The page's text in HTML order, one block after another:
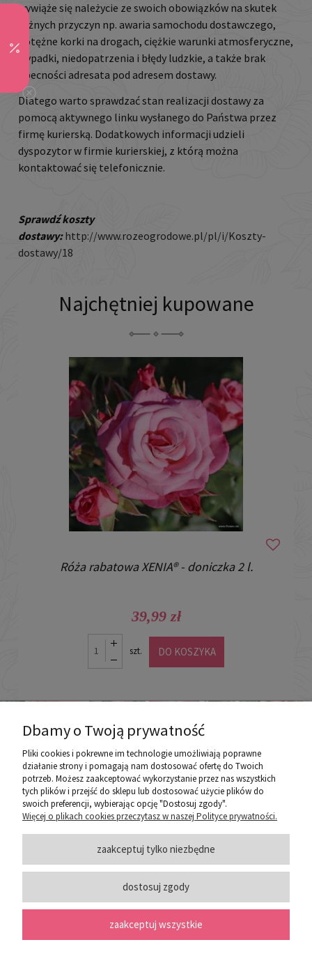
wywiąże się należycie ze swoich obowiązków na skutek
różnych przyczyn np. awaria samochodu dostawczego,
potężne korki na drogach, ciężkie warunki atmosferyczne,
wypadki, niedopatrzenia i błędy ludzkie, a także brak
obecności adresata pod adresem dostawy.
Dlatego warto sprawdzać stan realizacji dostawy za
pomocą aktywnego linku wysłanego do Państwa przez
firmę kurierską. Dodatkowych informacji udzieli
dyspozytor w firmie kurierskiej, z którą można
kontaktować się telefonicznie.
Sprawdź koszty
dostawy: http://www.rozeogrodowe.pl/pl/i/Koszty-
dostawy/18
Najchętniej kupowane
Róża rabatowa XENIA® - doniczka 2 l.
39,99 zł
szt. DO KOSZYKA
poznaj ROZEOGRODOWE.PL
ZASADY SPRZEDAŻY
PORADY
SOCIAL MEDIA
Dbamy o Twoją prywatność
Pliki cookies i pokrewne im technologie umożliwiają poprawne
działanie strony i pomagają nam dostosować ofertę do Twoich
potrzeb. Możesz zaakceptować wykorzystanie przez nas wszystkich
tych plików i przejść do sklepu lub dostosować użycie plików do
swoich preferencji, wybierając opcję "Dostosuj zgody".
Więcej o plikach cookies przeczytasz w naszej Polityce prywatności.
zaakceptuj tylko niezbędne
dostosuj zgody
zaakceptuj wszystkie